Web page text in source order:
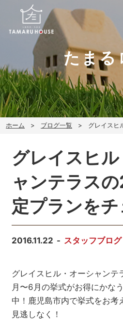
たまる
ホーム ブログ一覧 グレイスヒル・オ
グレイスヒ
ャンテラス
定プランをチ
2016.11.22 スタッフブログ
グレイスヒル・オーシャンテ
月〜6月の挙式がお得にかな
中！鹿児島市内で挙式をお考
見逃しなく！